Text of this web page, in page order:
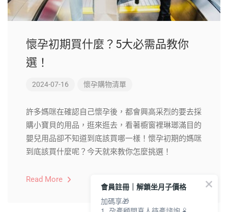
懷孕初期買什麼？5大必需品教你
選！
2024-07-16 懷孕購物清單
許多媽咪在確認自己懷孕後，都會興高采烈的要去採
購小寶貝的用品，逛來逛去，看著櫥窗裡琳瑯滿目的
嬰兒用品卻不知道到底該買哪一樣！懷孕初期的媽咪
到底該買什麼呢？今天就來教你怎麼挑選！
Read More
會員註冊｜解鎖坐月子價格
加碼享🎁